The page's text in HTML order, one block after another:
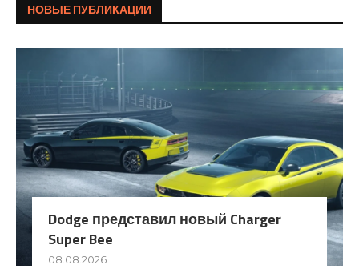
НОВЫЕ ПУБЛИКАЦИИ
Dodge представил новый Charger
Super Bee
08.08.2026